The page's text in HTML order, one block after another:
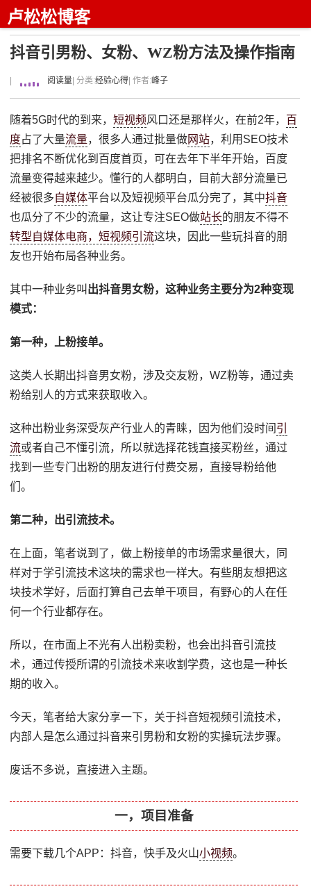
卢松松博客
抖音引男粉、女粉、WZ粉方法及操作指南
阅读量 | 分类:经验心得 | 作者:峰子
随着5G时代的到来，短视频风口还是那样火，在前2年， 百
度占了大量流量，很多人通过批量做网站，利用SEO技术
把排名不断优化到百度首页，可在去年下半年开始，百度
流量变得越来越少。懂行的人都明白，目前大部分流量已
经被很多自媒体平台以及短视频平台瓜分完了，其中抖音
也瓜分了不少的流量，这让专注SEO做站长的朋友不得不
转型自媒体电商，短视频引流这块，因此一些玩抖音的朋
友也开始布局各种业务。
其中一种业务叫 出抖音男女粉，这种业务主要分为2种变现
模式：
第一种，上粉接单。
这类人长期出抖音男女粉，涉及交友粉，WZ粉等，通过卖
粉给别人的方式来获取收入。
这种出粉业务深受灰产行业人的青睐，因为他们没时间 引
流或者自己不懂引流，所以就选择花钱直接买粉丝，通过
找到一些专门出粉的朋友进行付费交易，直接导粉给他
们。
第二种，出引流技术。
在上面，笔者说到了，做上粉接单的市场需求量很大，同
样对于学引流技术这块的需求也一样大。有些朋友想把这
块技术学好，后面打算自己去单干项目，有野心的人在任
何一个行业都存在。
所以，在市面上不光有人出粉卖粉，也会出抖音引流技
术，通过传授所谓的引流技术来收割学费，这也是一种长
期的收入。
今天，笔者给大家分享一下，关于抖音短视频引流技术，
内部人是怎么通过抖音来引男粉和女粉的实操玩法步骤。
废话不多说，直接进入主题。
一，项目准备
需要下载几个APP：抖音，快手及火山小视频。